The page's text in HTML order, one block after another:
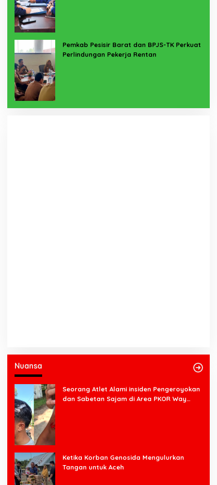
Pemkab Pesisir Barat dan BPJS-TK Perkuat
Perlindungan Pekerja Rentan
Nuansa
Seorang Atlet Alami insiden Pengeroyokan
dan Sabetan Sajam di Area PKOR Way
Ketika Korban Genosida Mengulurkan
Tangan untuk Aceh